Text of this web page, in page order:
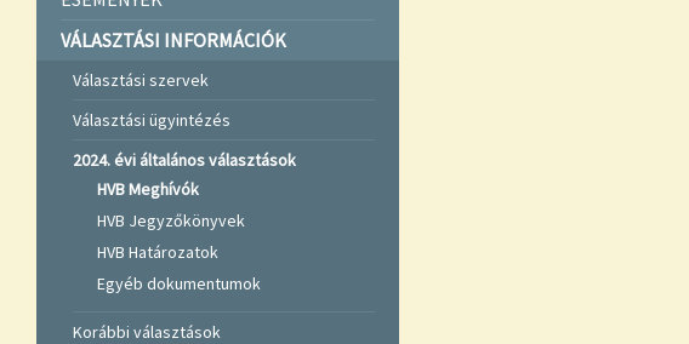
VÁLASZTÁSI INFORMÁCIÓK
Választási szervek
Választási ügyintézés
2024. évi általános választások
HVB Meghívók
HVB Jegyzőkönyvek
HVB Határozatok
Egyéb dokumentumok
Korábbi választások